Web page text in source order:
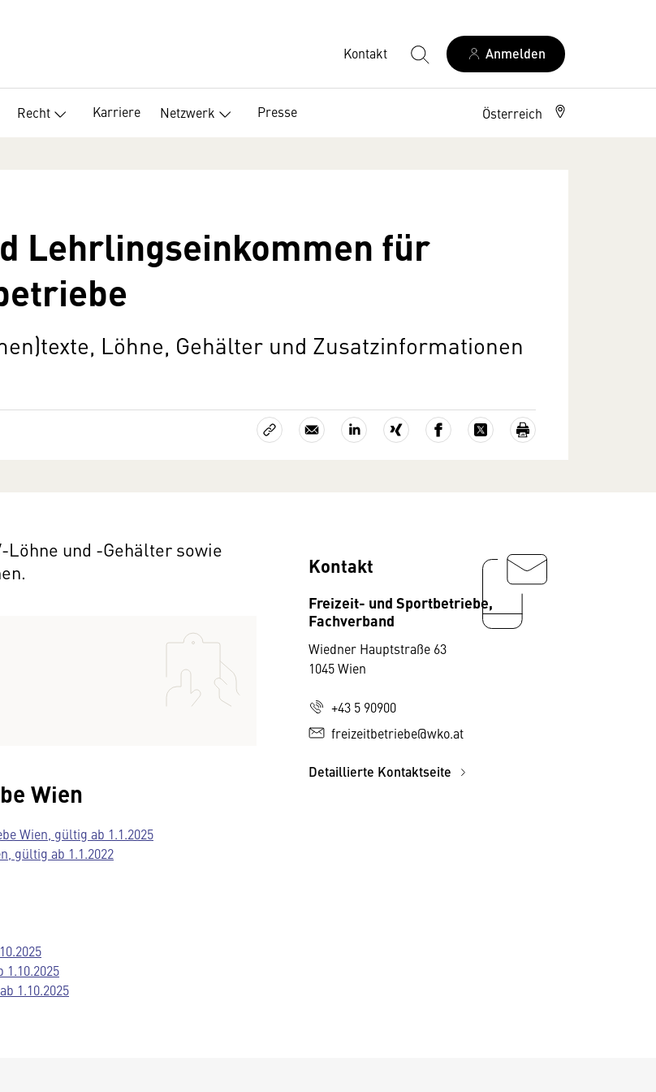
Kontakt Anmelden
Recht Karriere Netzwerk Presse Österreich
Lehrlingseinkommen für
Löhne, Gehälter und Zusatzinformationen
und -Gehälter sowie
Wien
Wien, gültig ab 1.1.2025
gültig ab 1.1.2022
1.10.2025
Kontakt
Freizeit- und Sportbetriebe,
Fachverband
Wiedner Hauptstraße 63
1045 Wien
+43 5 90900
freizeitbetriebe@wko.at
Detaillierte Kontaktseite